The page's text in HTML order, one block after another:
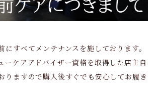
にすべてメンテナンスを施しております。
ーケアアドバイザー資格を取得した店主自
りますので購入後すぐでも安心してお履き